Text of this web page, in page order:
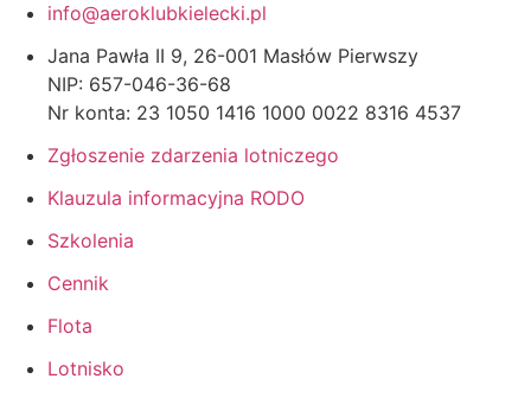
info@aeroklubkielecki.pl
Jana Pawła II 9, 26-001 Masłów Pierwszy
NIP: 657-046-36-68
Nr konta: 23 1050 1416 1000 0022 8316 4537
Zgłoszenie zdarzenia lotniczego
Klauzula informacyjna RODO
Szkolenia
Cennik
Flota
Lotnisko